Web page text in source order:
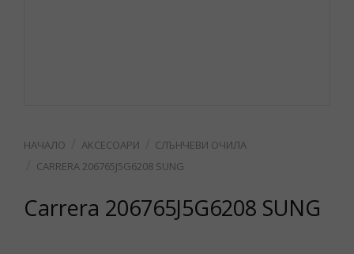
АКСЕСОАРИ
СЛЪНЧЕВИ ОЧИЛА
CARRERA 206765J5G6208 SUNG
Carrera 206765J5G6208 SUNG